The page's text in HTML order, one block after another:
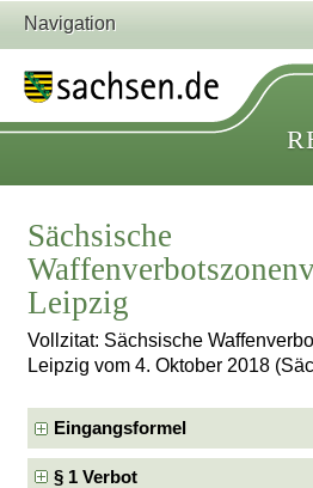
Navigation
Sächsische
Leipzig
Vollzitat: Sächsische
Leipzig vom 4. Oktober 2018
Eingangsformel
§ 1 Verbot